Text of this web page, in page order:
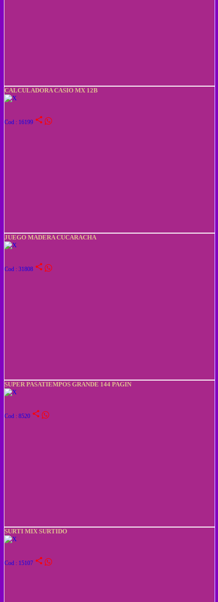
CALCULADORA CASIO MX 12B
Cod : 16199 share
JUEGO MADERA CUCARACHA
Cod : 31808 share
SUPER PASATIEMPOS GRANDE 144 PAGIN
Cod : 8520 share
SURTI MIX SURTIDO
Cod : 15107 share